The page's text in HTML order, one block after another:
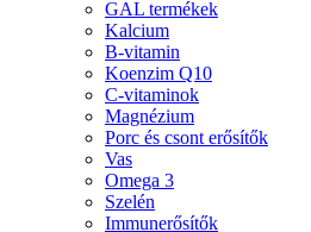
GAL termékek
Kalcium
B-vitamin
Koenzim Q10
C-vitaminok
Magnézium
Porc és csont erősítők
Vas
Omega 3
Szelén
Immunerősítők